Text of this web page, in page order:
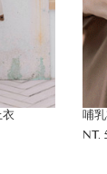
衣
哺
NT.